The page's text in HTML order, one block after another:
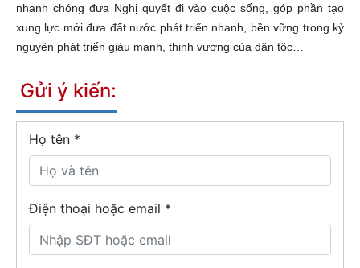
nhanh chóng đưa Nghị quyết đi vào cuộc sống, góp phần tạo
xung lực mới đưa đất nước phát triển nhanh, bền vững trong kỷ
nguyên phát triển giàu mạnh, thịnh vượng của dân tộc…
Gửi ý kiến:
Họ tên *
Điện thoại hoặc email *